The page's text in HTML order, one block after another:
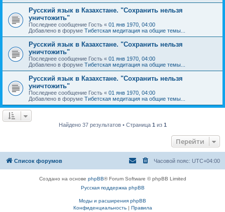
Русский язык в Казахстане. "Сохранить нельзя
уничтожить"
Последнее сообщение Гость « 01 янв 1970, 04:00
Добавлено в форуме Тибетская медитация на общие темы...
Русский язык в Казахстане. "Сохранить нельзя
уничтожить"
Последнее сообщение Гость « 01 янв 1970, 04:00
Добавлено в форуме Тибетская медитация на общие темы...
Русский язык в Казахстане. "Сохранить нельзя
уничтожить"
Последнее сообщение Гость « 01 янв 1970, 04:00
Добавлено в форуме Тибетская медитация на общие темы...
Найдено 37 результатов • Страница 1 из 1
Перейти
Список форумов Часовой пояс: UTC+04:00
Создано на основе phpBB® Forum Software © phpBB Limited
Русская поддержка phpBB
Моды и расширения phpBB
Конфиденциальность| Правила